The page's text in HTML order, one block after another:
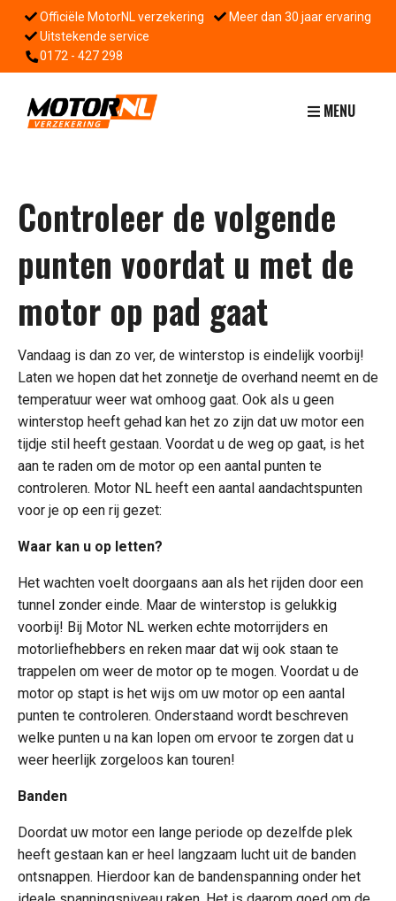
Officiële MotorNL verzekering
Meer dan 30 jaar ervaring
Uitstekende service
0172 - 427 298
MENU
Controleer de volgende
punten voordat u met de
motor op pad gaat
Vandaag is dan zo ver, de winterstop is eindelijk voorbij!
Laten we hopen dat het zonnetje de overhand neemt en de
temperatuur weer wat omhoog gaat. Ook als u geen
winterstop heeft gehad kan het zo zijn dat uw motor een
tijdje stil heeft gestaan. Voordat u de weg op gaat, is het
aan te raden om de motor op een aantal punten te
controleren. Motor NL heeft een aantal aandachtspunten
voor je op een rij gezet:
Waar kan u op letten?
Het wachten voelt doorgaans aan als het rijden door een
tunnel zonder einde. Maar de winterstop is gelukkig
voorbij! Bij Motor NL werken echte motorrijders en
motorliefhebbers en reken maar dat wij ook staan te
trappelen om weer de motor op te mogen. Voordat u de
motor op stapt is het wijs om uw motor op een aantal
punten te controleren. Onderstaand wordt beschreven
welke punten u na kan lopen om ervoor te zorgen dat u
weer heerlijk zorgeloos kan touren!
Banden
Doordat uw motor een lange periode op dezelfde plek
heeft gestaan kan er heel langzaam lucht uit de banden
ontsnappen. Hierdoor kan de bandenspanning onder het